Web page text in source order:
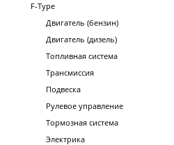
F-Type
Двигатель (бензин)
Двигатель (дизель)
Топливная система
Трансмиссия
Подвеска
Рулевое управление
Тормозная система
Электрика